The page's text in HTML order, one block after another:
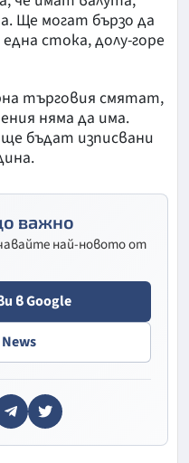
Ще могат бързо да
стока, долу-горе
търговия смятат,
няма да има.
бъдат изписвани
важно
най-новото от
в Google